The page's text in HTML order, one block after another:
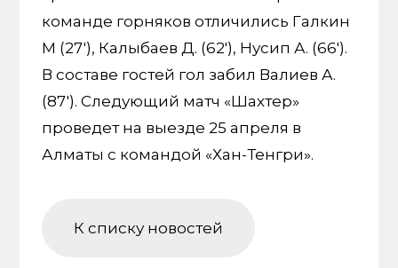
команде горняков отличились Галкин
М (27'), Калыбаев Д. (62'), Нусип А. (66').
В составе гостей гол забил Валиев А.
(87'). Следующий матч «Шахтер»
проведет на выезде 25 апреля в
Алматы с командой «Хан-Тенгри».
К списку новостей